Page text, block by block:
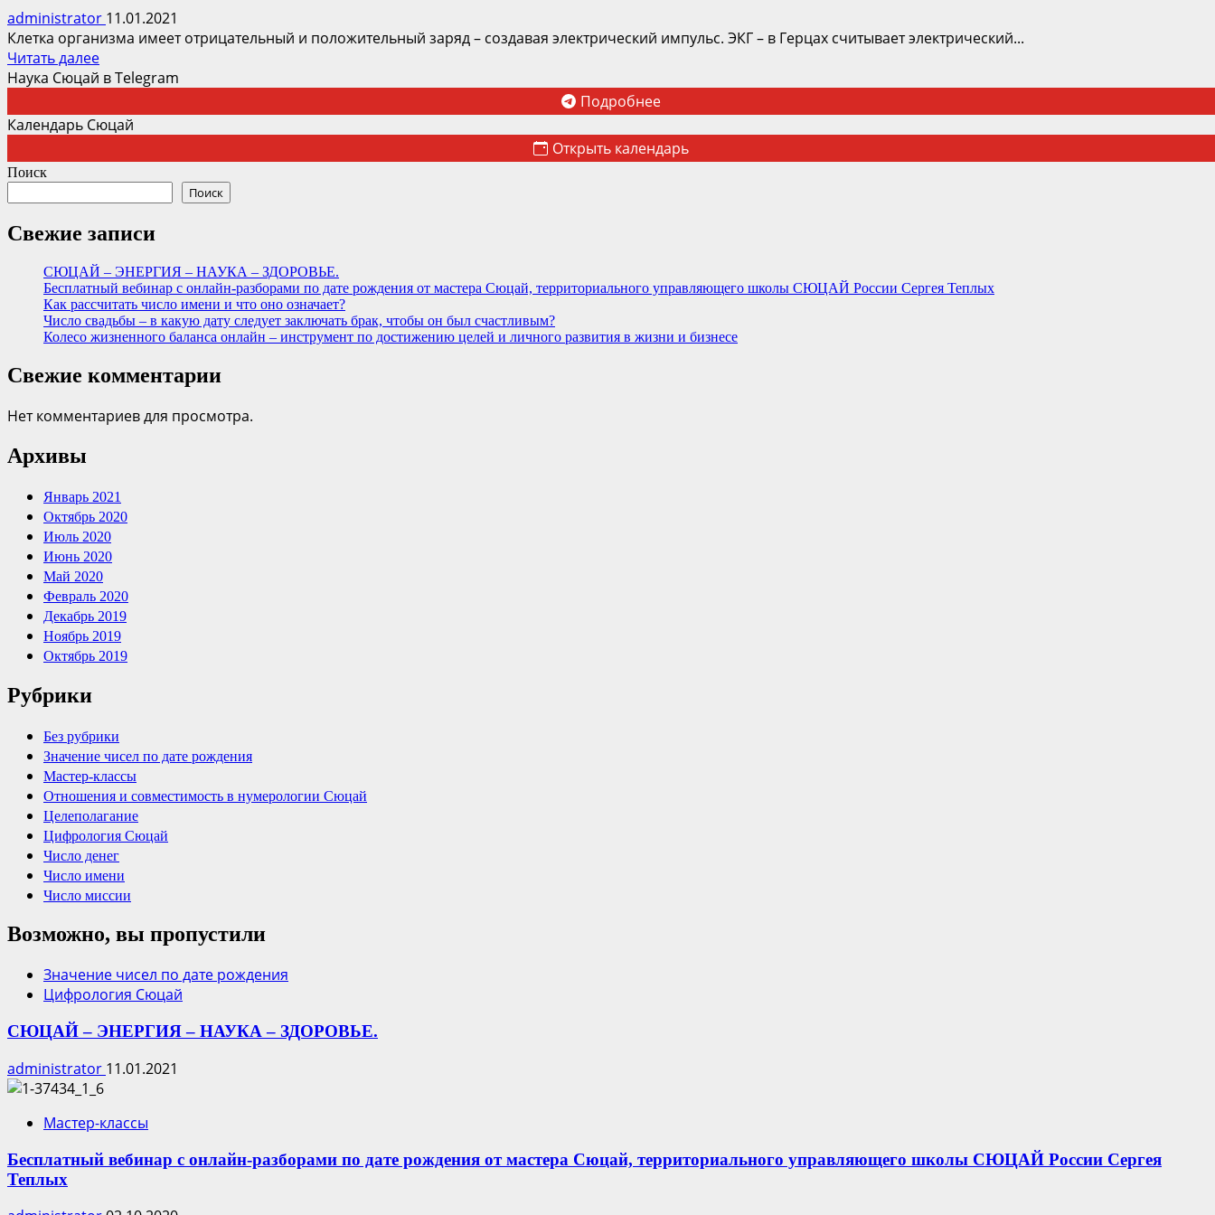
administrator 11.01.2021
Клетка организма имеет отрицательный и положительный заряд – создавая электрический импульс. ЭКГ – в Герцах считывает электрический...
Читать далееПрочитать
больше
СЮЦАЙ
–
ЗДОРОВЬЕ.
Наука Сюцай в Telegram
Подробнее
Календарь Сюцай
Открыть календарь
Поиск
Поиск
Свежие записи
СЮЦАЙ – ЭНЕРГИЯ – НАУКА – ЗДОРОВЬЕ.
Бесплатный вебинар c онлайн-разборами по дате рождения от мастера Сюцай, территориального управляющего школы СЮЦАЙ России Сергея Теплых
Как рассчитать число имени и что оно означает?
Число свадьбы – в какую дату следует заключать брак, чтобы он был счастливым?
Колесо жизненного баланса онлайн – инструмент по достижению целей и личного развития в жизни и бизнесе
Свежие комментарии
Нет комментариев для просмотра.
Архивы
Январь 2021
Октябрь 2020
Июль 2020
Июнь 2020
Май 2020
Февраль 2020
Декабрь 2019
Ноябрь 2019
Октябрь 2019
Рубрики
Без рубрики
Значение чисел по дате рождения
Мастер-классы
Отношения и совместимость в нумерологии Сюцай
Целеполагание
Цифрология Сюцай
Число денег
Число имени
Число миссии
Возможно, вы пропустили
Значение чисел по дате рождения
Цифрология Сюцай
СЮЦАЙ – ЭНЕРГИЯ – НАУКА – ЗДОРОВЬЕ.
administrator 11.01.2021
Мастер-классы
Бесплатный вебинар c онлайн-разборами по дате рождения от мастера Сюцай, территориального управляющего школы СЮЦАЙ России Сергея
Теплых